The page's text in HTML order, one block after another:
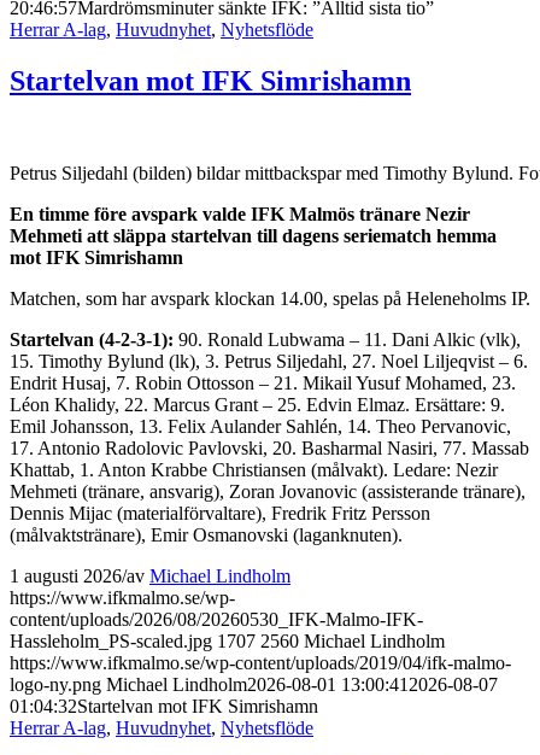
20:46:57Mardrömsminuter sänkte IFK: ”Alltid sista tio”
Herrar A-lag, Huvudnyhet, Nyhetsflöde
Startelvan mot IFK Simrishamn
Petrus Siljedahl (bilden) bildar mittbackspar med Timothy Bylund.
En timme före avspark valde IFK Malmös tränare Nezir
Mehmeti att släppa startelvan till dagens seriematch hemma
mot IFK Simrishamn
Matchen, som har avspark klockan 14.00, spelas på Heleneholms IP.
Startelvan (4-2-3-1): 90. Ronald Lubwama – 11. Dani Alkic (vlk),
15. Timothy Bylund (lk), 3. Petrus Siljedahl, 27. Noel Liljeqvist – 6.
Endrit Husaj, 7. Robin Ottosson – 21. Mikail Yusuf Mohamed, 23.
Léon Khalidy, 22. Marcus Grant – 25. Edvin Elmaz. Ersättare: 9.
Emil Johansson, 13. Felix Aulander Sahlén, 14. Theo Pervanovic,
17. Antonio Radolovic Pavlovski, 20. Basharmal Nasiri, 77. Massab
Khattab, 1. Anton Krabbe Christiansen (målvakt). Ledare: Nezir
Mehmeti (tränare, ansvarig), Zoran Jovanovic (assisterande tränare),
Dennis Mijac (materialförvaltare), Fredrik Fritz Persson
(målvaktstränare), Emir Osmanovski (laganknuten).
1 augusti 2026/av Michael Lindholm
https://www.ifkmalmo.se/wp-
content/uploads/2026/08/20260530_IFK-Malmo-IFK-
Hassleholm_PS-scaled.jpg 1707 2560 Michael Lindholm
https://www.ifkmalmo.se/wp-content/uploads/2019/04/ifk-malmo-
logo-ny.png Michael Lindholm2026-08-01 13:00:41 2026-08-07
01:04:32Startelvan mot IFK Simrishamn
Herrar A-lag, Huvudnyhet, Nyhetsflöde